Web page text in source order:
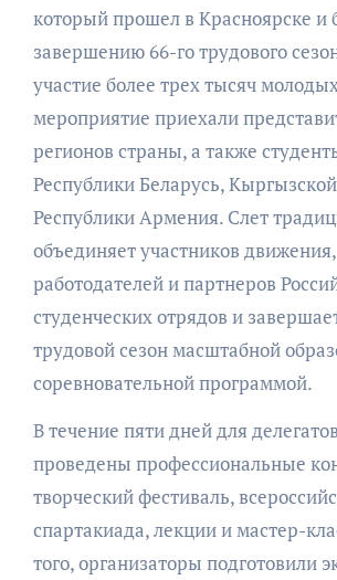
который прошел в Красноярске и
завершению 66-го трудового
участие более трех тысяч
мероприятие приехали
регионов страны, а также
Республики Беларусь,
Республики Армения. Слет
объединяет участников движения,
работодателей и партнеров
студенческих отрядов и
трудовой сезон масштабной
соревновательной программой.
В течение пяти дней для
проведены профессиональные
творческий фестиваль,
спартакиада, лекции и мастер-
того, организаторы подготовили